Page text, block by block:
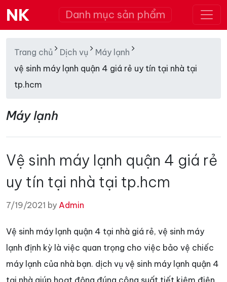
NK Danh mục sản phẩm
Trang chủ Dịch vụ
Máy lạnh
vệ sinh máy lạnh quận 4 giá rẻ uy tín tại nhà tại
tp.hcm
Máy lạnh
Vệ sinh máy lạnh quận 4 giá rẻ
uy tín tại nhà tại tp.hcm
7/19/2021 by Admin
Vệ sinh máy lạnh quận 4 tại nhà giá rẻ, vệ sinh máy
lạnh định kỳ là việc quan trọng cho việc bảo vệ chiếc
máy lạnh của nhà bạn. dịch vụ vệ sinh máy lạnh quận 4
tại nhà giúp hoạt động đúng công suất tiết kiệm điện